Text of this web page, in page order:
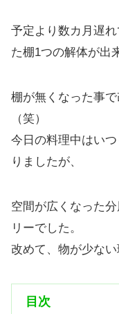
予定より数カ月遅
た棚1つの解体が出
棚が無くなった事で
（笑）
今日の料理中はい
りましたが、
空間が広くなった
リーでした。
改めて、物が少ない
目次